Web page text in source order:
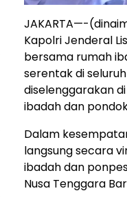
JAKARTA—-
Kapolri Jenderal
bersama rumah
serentak di
diselenggarakan
ibadah dan
Dalam
langsung secara
ibadah dan
Nusa Tenggara